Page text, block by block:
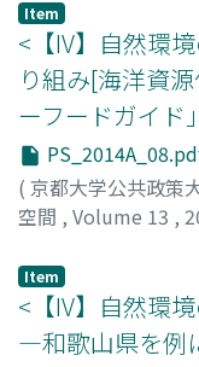
Item
<【IV】自然環
り組み[海洋資
ーフードガイド
( 京都大学公共政策
空間 , Volume 13 ,
Item
<【IV】自然環
―和歌山県を